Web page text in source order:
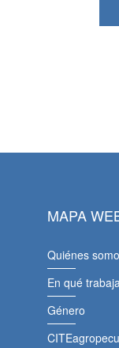
MAPA
Quiénes
En qué
Género